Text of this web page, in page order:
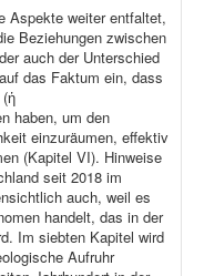
Aspekte weiter entfaltet,
Beziehungen zwischen
auch der Unterschied
das Faktum ein, dass
haben, um den
einzuräumen, effektiv
(Kapitel VI). Hinweise
seit 2018 im
auch, weil es
handelt, das in der
Im siebten Kapitel wird
Aufruhr